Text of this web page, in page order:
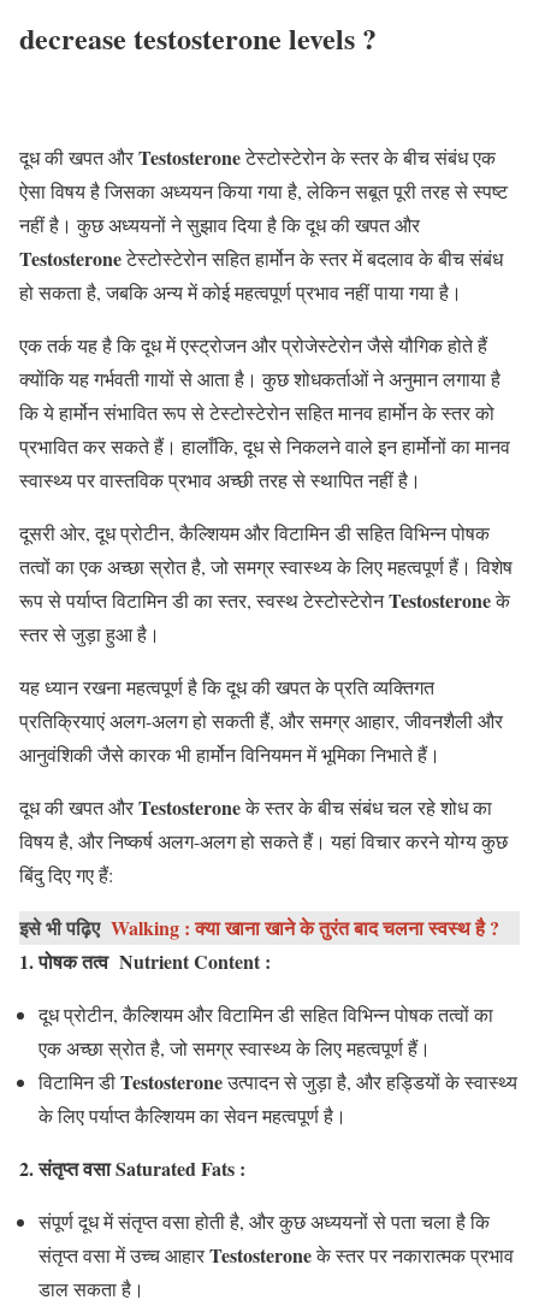
decrease testosterone levels ?
दूध की खपत औरTestosteroneटेस्टोस्टेरोन के स्तर के बीच संबंध एक
ऐसा विषय है जिसका अध्ययन किया गया है, लेकिन सबूत पूरी तरह से स्पष्ट
नहीं है। कुछ अध्ययनों ने सुझाव दिया है कि दूध की खपत और
Testosteroneटेस्टोस्टेरोन सहित हार्मोन के स्तर में बदलाव के बीच संबंध
हो सकता है, जबकि अन्य में कोई महत्वपूर्ण प्रभाव नहीं पाया गया है।
एक तर्क यह है कि दूध में एस्ट्रोजन और प्रोजेस्टेरोन जैसे यौगिक होते हैं
क्योंकि यह गर्भवती गायों से आता है। कुछ शोधकर्ताओं ने अनुमान लगाया है
कि ये हार्मोन संभावित रूप से टेस्टोस्टेरोन सहित मानव हार्मोन के स्तर को
प्रभावित कर सकते हैं। हालाँकि, दूध से निकलने वाले इन हार्मोनों का मानव
स्वास्थ्य पर वास्तविक प्रभाव अच्छी तरह से स्थापित नहीं है।
दूसरी ओर, दूध प्रोटीन, कैल्शियम और विटामिन डी सहित विभिन्न पोषक
तत्वों का एक अच्छा स्रोत है, जो समग्र स्वास्थ्य के लिए महत्वपूर्ण हैं। विशेष
रूप से पर्याप्त विटामिन डी का स्तर, स्वस्थ टेस्टोस्टेरोनTestosteroneके
स्तर से जुड़ा हुआ है।
यह ध्यान रखना महत्वपूर्ण है कि दूध की खपत के प्रति व्यक्तिगत
प्रतिक्रियाएं अलग-अलग हो सकती हैं, और समग्र आहार, जीवनशैली और
आनुवंशिकी जैसे कारक भी हार्मोन विनियमन में भूमिका निभाते हैं।
दूध की खपत औरTestosteroneके स्तर के बीच संबंध चल रहे शोध का
विषय है, और निष्कर्ष अलग-अलग हो सकते हैं। यहां विचार करने योग्य कुछ
बिंदु दिए गए हैं:
इसे भी पढ़िए Walking : क्या खाना खाने के तुरंत बाद चलना स्वस्थ है ?
1. पोषक तत्व Nutrient Content :
दूध प्रोटीन, कैल्शियम और विटामिन डी सहित विभिन्न पोषक तत्वों का
एक अच्छा स्रोत है, जो समग्र स्वास्थ्य के लिए महत्वपूर्ण हैं।
विटामिन डीTestosteroneउत्पादन से जुड़ा है, और हड्डियों के स्वास्थ्य
के लिए पर्याप्त कैल्शियम का सेवन महत्वपूर्ण है।
2. संतृप्त वसा Saturated Fats :
संपूर्ण दूध में संतृप्त वसा होती है, और कुछ अध्ययनों से पता चला है कि
संतृप्त वसा में उच्च आहारTestosteroneके स्तर पर नकारात्मक प्रभाव
डाल सकता है।